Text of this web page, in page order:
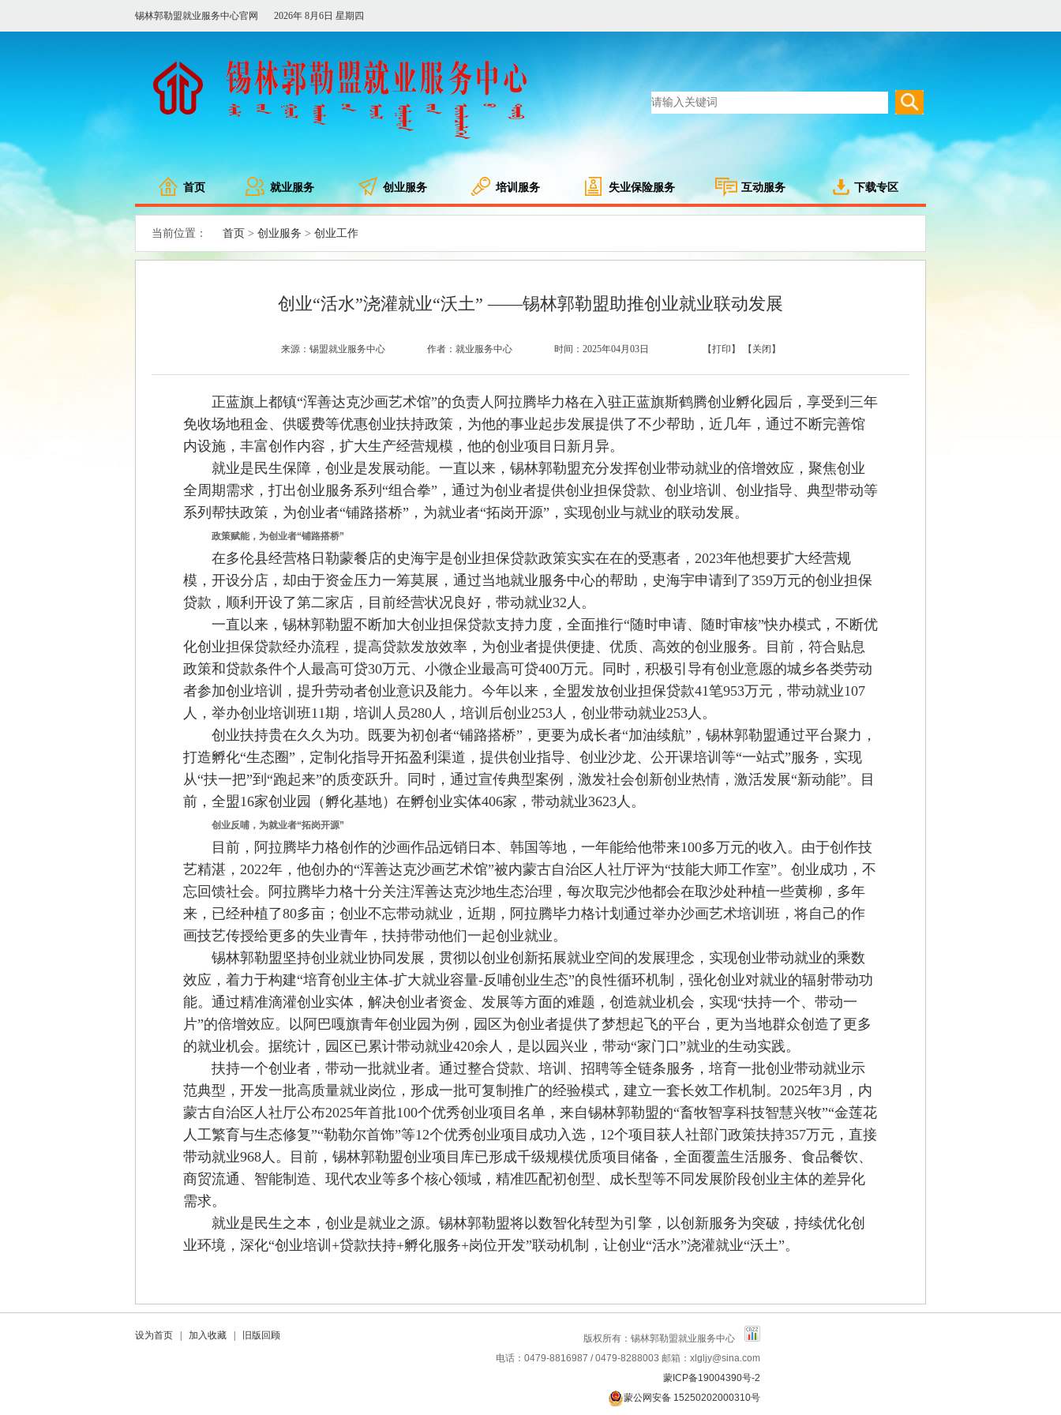
锡林郭勒盟就业服务中心官网 2026年 8月6日 星期四
首页 就业服务 创业服务 培训服务 失业保险服务 互动服务 下载专区
当前位置： 首页 > 创业服务 > 创业工作
创业“活水”浇灌就业“沃土” ——锡林郭勒盟助推创业就业联动发展
来源：锡盟就业服务中心 作者：就业服务中心 时间：2025年04月03日 【打印】 【关闭】
正蓝旗上都镇“浑善达克沙画艺术馆”的负责人 阿拉腾毕力格在入驻正蓝旗斯鹤腾创业孵化园 后， 享受到三年
免收场地租金、供暖费等优惠创业扶持政策 ， 为他的事业起步发展提供了不少帮助， 近几年，通过不断完善馆
内设施，丰富创作内容，扩大生产经营规模， 他的创业项目日新月异。
就业是民生保障，创业是发展动能。一直以来， 锡林郭勒盟充分发挥创业带动就业的倍增效应 ， 聚焦创业
全周期需求，打出创业服务系列“组合拳”， 通过为创业者提供创业担保贷款、创业培训、创业指导、典型带动等
系列 帮扶政策 ，为创业者“铺路搭桥” ，为就业者“拓岗开源” ，实现创业与就业的联动发展。
政策赋能，为创业者“铺路搭桥”
在多伦县经营格日勒蒙餐店的史海宇是创业担保贷款政策实实在在的受惠者 ，2023年他想要扩大经营规
模 ， 开设分店 ， 却由于资金压力一筹莫展 ，通过当地就业服务中心的帮助，史海宇申请到了359万元的创业担保
贷款，顺利开设了第二家店， 目前经营状况良好，带动就业32人。
一直以来，锡林郭勒盟不断加大创业担保贷款支持力度，全面推行“随时申请、随时审核”快办模式，不断优
化创业担保贷款经办流程，提高贷款发放效率 ，为创业者提供便捷、优质、高效的创业服务。目前，符合贴息
政策和贷款条件个人最高可贷30万元、小微企业最高可贷400万元。
同时，积极引导有创业意愿的城乡各类劳动
者参加创业培训，提升劳动者创业意识及能力。 今年以来，全盟发放创业担保贷款41笔953万元，带动就业107
人 ， 举办创业培训班11期，培训人员280人，培训后创业253人 ， 创业带动就业253人。
创业扶持贵在久久为功。既要为初创者“铺路搭桥”，更要为成长者“加油续航”， 锡林郭勒盟通过平台聚力，
打造孵化“生态圈”， 定制化指导开拓盈利渠道， 提供创业指导、 创业沙龙、公开课培训 等“一站式”服务 ， 实现
从“扶一把”到“跑起来”的质变跃升。
同时， 通过宣传典型案例，激发社会创新创业热情 ， 激活发展“新动能”。
目
前， 全盟16家创业园（孵化基地）在孵创业实体406家，带动就业3623人 。
创业反哺， 为就业者“拓岗开源”
目前， 阿拉腾毕力格创作的沙画作品远销 日本、韩国等地，一年能给他带来100多万元的收入。由于创作技
艺精湛，2022年，他创办的“浑善达克沙画艺术馆”被内蒙古自治区人社厅评为“技能大师工作室”。创业成功，不
忘回馈社会。 阿拉腾毕力格十分关注浑善达克沙地生态治理，每次取完沙他都会在取沙处种植一些黄柳，多年
来， 已经种植了80多亩；创业不忘带动就业，近期，阿拉腾毕力格计划 通过举办沙画艺术培训班，将自己的作
画技艺传授给更多的失业青年，扶持带动他们一起创业就业。
锡林郭勒盟坚持创业就业协同发展，贯彻以创业创新拓展就业空间的发展理念，实现创业带动就业的乘数
效应 ， 着力于构建“培育创业主体-扩大就业容量-反哺创业生态”的良性循环机制 ， 强化创业对就业的辐射带动功
能。通过精准滴灌创业实体 ，解决创业者资金、 发展等方面的难题，创造就业机会，实现“扶持一个、带动一
片”的倍增效应。
以 阿巴嘎旗青年创业园 为例 ， 园区 为创业者提供了梦想起飞的平台，更为当地群众创造了更多
的就业机会。据统计，园区已累计带动就业420余人， 是 以园兴业，带动“家门口”就业的生动实践。
扶持一个创业者，带动一批就业者。 通过整合贷款、培训、招聘等全链条服务， 培育一批创业带动就业示
范典型 ， 开发一批高质量就业岗位 ， 形成一批可复制推广的经验模式 ， 建立一套长效工作机制 。 2025年3月，内
蒙古自治区人社厅公布2025年首批100个优秀创业项目名单，来自锡林郭勒盟的“畜牧智享科技智慧兴牧”“金莲花
人工繁育与生态修复”“勒勒尔首饰”等12个优秀创业项目成功入选，12个项目获人社部门政策扶持357万元，直接
带动就业968人。目前，锡林郭勒盟创业项目库已形成千级规模优质项目储备，全面覆盖生活服务、食品餐饮、
商贸流通、智能制造、现代农业等多个核心领域，精准匹配初创型、成长型等不同发展阶段创业主体的差异化
需求。
就业是民生之本，创业是就业之源。 锡林郭勒盟将以数智化转型为引擎，以创新服务为突破， 持续优化创
业环境， 深化“创业培训+贷款扶持+孵化服务+岗位开发”联动机制，让创业“活水”浇灌就业“沃土”。
设为首页 加入收藏 旧版回顾
版权所有：锡林郭勒盟就业服务中心
电话：0479-8816987 / 0479-8288003 邮箱：xlgljy@sina.com
蒙ICP备19004390号-2
蒙公网安备 15250202000310号